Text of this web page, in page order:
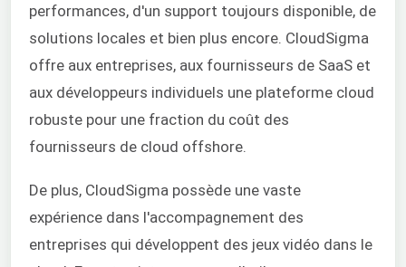
performances, d'un support toujours disponible, de
solutions locales et bien plus encore. CloudSigma
offre aux entreprises, aux fournisseurs de SaaS et
aux développeurs individuels une plateforme cloud
robuste pour une fraction du coût des
fournisseurs de cloud offshore.
De plus, CloudSigma possède une vaste
expérience dans l'accompagnement des
entreprises qui développent des jeux vidéo dans le